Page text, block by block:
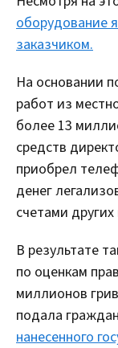
оборудование
заказчиком.
На основании
работ из
более 13
средств
приобрел
денег
счетами
В результате
по оценкам
миллионов
подала
нанесенного